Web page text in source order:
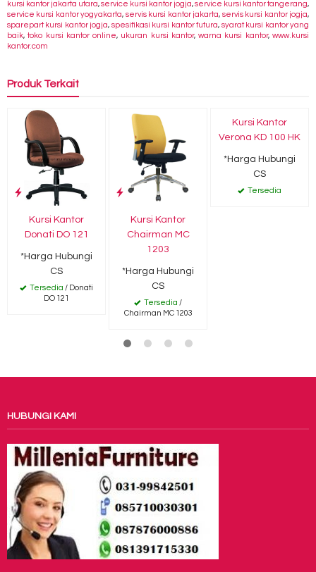
kursi kantor jakarta utara,service kursi kantor jogja,service kursi kantor tangerang,
service kursi kantor yogyakarta, servis kursi kantor jakarta, servis kursi kantor jogja,
sparepart kursi kantor jogja, spesifikasi kursi kantor futura, syarat kursi kantor yang
baik,toko kursi kantor online, ukuran kursi kantor,warna kursi kantor,www.kursi
kantor.com
Produk Terkait
Kursi Kantor
Donati DO 121
*Harga Hubungi
CS
Tersedia / Donati
DO 121
Kursi Kantor
Chairman MC
1203
*Harga Hubungi
CS
Tersedia /
Chairman MC 1203
Kursi Kantor
Verona KD 100 HK
*Harga Hubungi
CS
Tersedia
HUBUNGI KAMI